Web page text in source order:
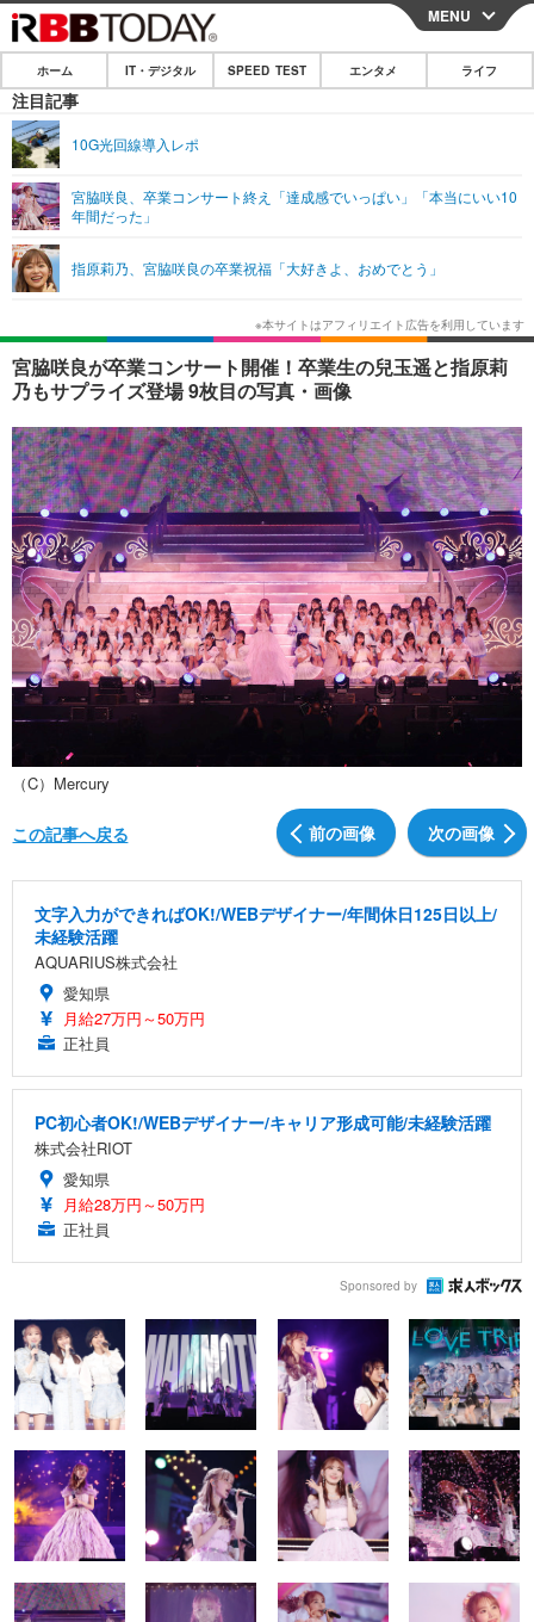
CLOSE
ホーム
IT・デジタル
ネタ
ショッピング その他
SPEED TEST
エンタメ
エンタメTOP 映画・ドラマ
韓国・芸能
音楽 スポーツ
ショッピング その他
ライフ
ライフTOP グルメ
ペット ショッピング
その他
リリース一覧
プッシュ通知の停止方法
MENU
ホーム IT・デジタル SPEED TEST エンタメ ライフ
注目記事
10G光回線導入レポ
宮脇咲良、卒業コンサート終え「達成感でいっぱい」「本当にいい10
年間だった」
指原莉乃、宮脇咲良の卒業祝福「大好きよ、おめでとう」
宮脇咲良が卒業コンサート開催！卒業生の兒玉遥と指原莉
乃もサプライズ登場 9枚目の写真・画像
（C）Mercury
前の画像 次の画像
この記事へ戻る
文字入力ができればOK!/WEBデザイナー/年間休日125日以上/
未経験活躍
AQUARIUS株式会社
愛知県
月給27万円～50万円
正社員
PC初心者OK!/WEBデザイナー/キャリア形成可能/未経験活躍
株式会社RIOT
愛知県
月給28万円～50万円
正社員
Sponsored by